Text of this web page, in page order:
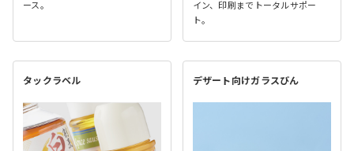
ース。
イン、印刷までトータルサポー
ト。
タックラベル デザート向けガラスびん